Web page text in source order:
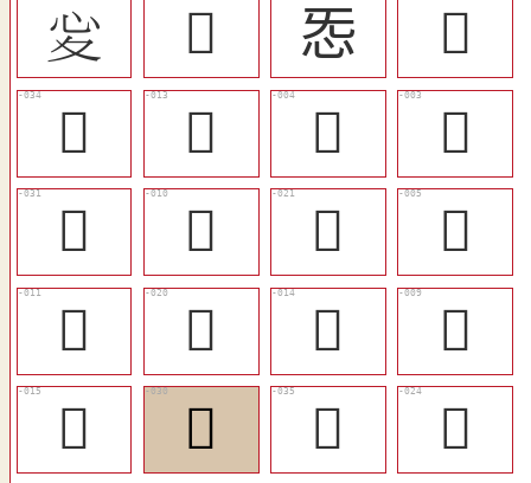
𢖻
󲁮 㤅
󲁳
󲁶
󲁥 𢛭
𢙴
󲁵
󲁢 󲁭
𢜤
󲁣
󲁬 󲁦
𢟪
󲁧
󲁴 󲁷
󲁯